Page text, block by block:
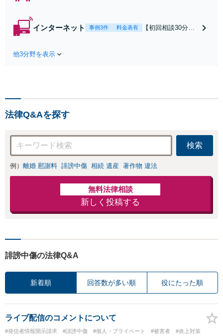
れたら、サインす
インターネット 事例3件 料金表有
【初回相談30分無
お店の風評被害対
応可：開示請求の
意見照会が来たと
きの対処法、被害
者との示談交渉
他3分野を表示
法律Q&Aを探す
検索
例） 離婚 慰謝料 誹謗中傷 相続 遺産 著作物 違法
無料法律相談
新しく投稿する
誹謗中傷の法律Q&A
新着順 回答数が多い順 役にたった順
ライブ配信のコメントについて
#発信者情報開示請求 #誹謗中傷 #個人・プライベート #被害者
#炎上対策